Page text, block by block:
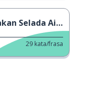
Air Dunia
29 kata/frasa